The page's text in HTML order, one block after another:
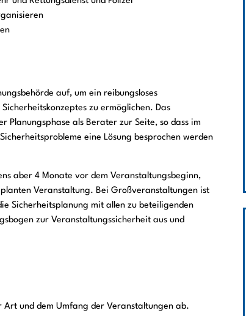
auf, um ein reibungsloses
zu ermöglichen. Das
Planungsphase als Berater zur Seite, so dass im
eine Lösung besprochen werden
aber 4 Monate vor dem Veranstaltungsbeginn,
Veranstaltung. Bei Großveranstaltungen ist
Sicherheitsplanung mit allen zu beteiligenden
zur Veranstaltungssicherheit aus und
und dem Umfang der Veranstaltungen ab.